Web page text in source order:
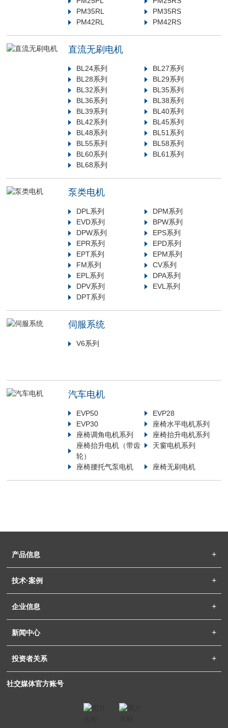
PM35RL
PM35RS
PM42RL
PM42RS
直流无刷电机
BL24系列
BL27系列
BL28系列
BL29系列
BL32系列
BL35系列
BL36系列
BL38系列
BL39系列
BL40系列
BL42系列
BL45系列
BL48系列
BL51系列
BL55系列
BL58系列
BL60系列
BL61系列
BL68系列
泵类电机
DPL系列
DPM系列
EVD系列
BPW系列
DPW系列
EPS系列
EPR系列
EPD系列
EPT系列
EPM系列
FM系列
CV系列
EPL系列
DPA系列
DPV系列
EVL系列
DPT系列
伺服系统
V6系列
汽车电机
EVP50
EVP28
EVP30
座椅水平电机系列
座椅调角电机系列
座椅抬升电机系列
座椅抬升电机（带齿
轮）
天窗电机系列
座椅腰托气泵电机 座椅无刷电机
产品信息
技术·案例
企业信息
新闻中心
投资者关系
社交媒体官方账号